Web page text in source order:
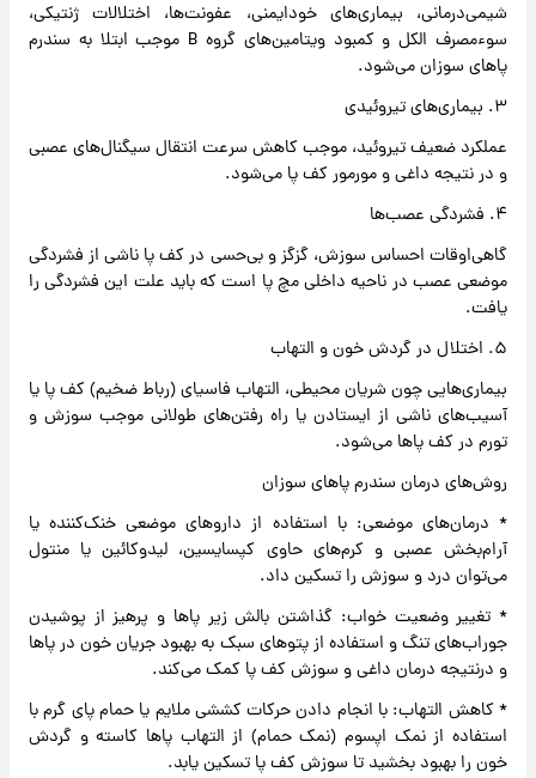
شیمی‌درمانی، بیماری‌های خودایمنی، عفونت‌ها، اختلالات ژنتیکی،
سوء‌مصرف الکل و کمبود ویتامین‌های گروه B موجب ابتلا به سندرم
پاهای سوزان می‌شود.
۳. بیماری‌های تیروئیدی
عملکرد ضعیف تیروئید، موجب کاهش سرعت انتقال سیگنال‌های عصبی
و در نتیجه داغی و مورمور کف پا می‌شود.
۴. فشردگی عصب‌ها
گاهی‌اوقات احساس سوزش، گزگز و بی‌حسی در کف پا ناشی از فشردگی
موضعی عصب در ناحیه داخلی مچ پا است که باید علت این فشردگی را
یافت.
۵. اختلال در گردش خون و التهاب
بیماری‌هایی چون شریان محیطی، التهاب فاسیای (رباط ضخیم) کف پا یا
آسیب‌های ناشی از ایستادن یا راه رفتن‌های طولانی موجب سوزش و
تورم در کف پاها می‌شود.
روش‌های درمان سندرم پاهای سوزان
* درمان‌های موضعی: با استفاده از داروهای موضعی خنک‌کننده یا
آرام‌بخش عصبی و کرم‌های حاوی کپسایسین، لیدوکائین یا منتول
می‌توان درد و سوزش را تسکین داد.
* تغییر وضعیت خواب: گذاشتن بالش زیر پاها و پرهیز از پوشیدن
جوراب‌های تنگ و استفاده از پتوهای سبک به بهبود جریان خون در پاها
و درنتیجه درمان داغی و سوزش کف پا کمک می‌کند.
* کاهش التهاب: با انجام دادن حرکات کششی ملایم یا حمام پای گرم با
استفاده از نمک اپسوم (نمک حمام) از التهاب پاها کاسته و گردش
خون را بهبود بخشید تا سوزش کف پا تسکین یابد.